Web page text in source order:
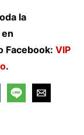
la
Facebook: VIP
.